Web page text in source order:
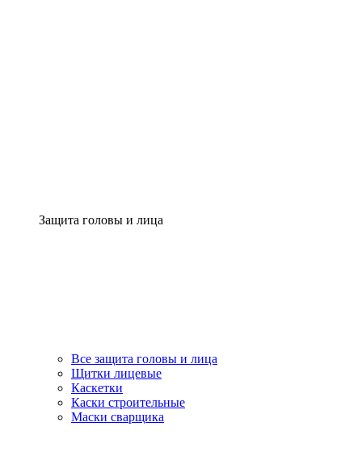
Защита головы и лица
Все защита головы и лица
Щитки лицевые
Каскетки
Каски строительные
Маски сварщика